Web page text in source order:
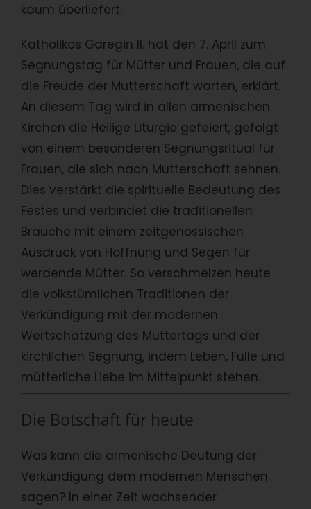
kaum überliefert.
Katholikos Garegin II. hat den 7. April zum
Segnungstag für Mütter und Frauen, die auf
die Freude der Mutterschaft warten, erklärt.
An diesem Tag wird in allen armenischen
Kirchen die Heilige Liturgie gefeiert, gefolgt
von einem besonderen Segnungsritual für
Frauen, die sich nach Mutterschaft sehnen.
Dies verstärkt die spirituelle Bedeutung des
Festes und verbindet die traditionellen
Bräuche mit einem zeitgenössischen
Ausdruck von Hoffnung und Segen für
werdende Mütter. So verschmelzen heute
die volkstümlichen Traditionen der
Verkündigung mit der modernen
Wertschätzung des Muttertags und der
kirchlichen Segnung, indem Leben, Fülle und
mütterliche Liebe im Mittelpunkt stehen.
Die Botschaft für heute
Was kann die armenische Deutung der
Verkündigung dem modernen Menschen
sagen? In einer Zeit wachsender